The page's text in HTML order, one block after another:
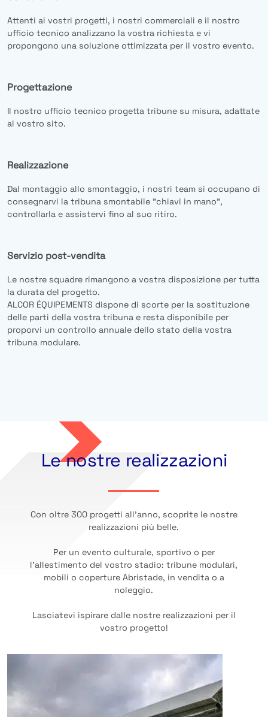
Attenti ai vostri progetti, i nostri commerciali e il nostro
ufficio tecnico analizzano la vostra richiesta e vi
propongono una soluzione ottimizzata per il vostro evento.
Progettazione
Il nostro ufficio tecnico progetta tribune su misura, adattate
al vostro sito.
Realizzazione
Dal montaggio allo smontaggio, i nostri team si occupano di
consegnarvi la tribuna smontabile "chiavi in mano",
controllarla e assistervi fino al suo ritiro.
Servizio post-vendita
Le nostre squadre rimangono a vostra disposizione per tutta
la durata del progetto.
ALCOR ÉQUIPEMENTS dispone di scorte per la sostituzione
delle parti della vostra tribuna e resta disponibile per
proporvi un controllo annuale dello stato della vostra
tribuna modulare.
Le nostre realizzazioni
Con oltre 300 progetti all’anno, scoprite le nostre
realizzazioni più belle.
Per un evento culturale, sportivo o per
l’allestimento del vostro stadio: tribune modulari,
mobili o coperture Abristade, in vendita o a
noleggio.
Lasciatevi ispirare dalle nostre realizzazioni per il
vostro progetto!